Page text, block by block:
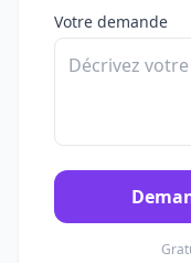
Votre demande